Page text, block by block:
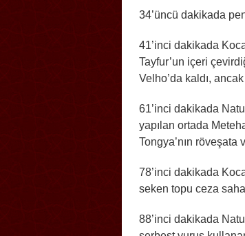
34’üncü dakikada
41’inci dakikada
Tayfur’un içeri
Velho’da kaldı,
61’inci dakikada
yapılan ortada
Tongya’nın röveşata
78’inci dakikada
seken topu ceza
88’inci dakikada